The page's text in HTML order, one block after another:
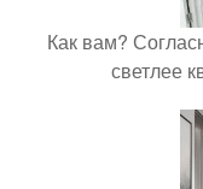
Как вам?
светлее